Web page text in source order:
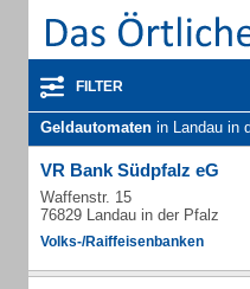
FILTER
Geldautomaten in Landau in
VR Bank Südpfalz eG
Waffenstr. 15
76829 Landau in der Pfalz
Volks-/Raiffeisenbanken